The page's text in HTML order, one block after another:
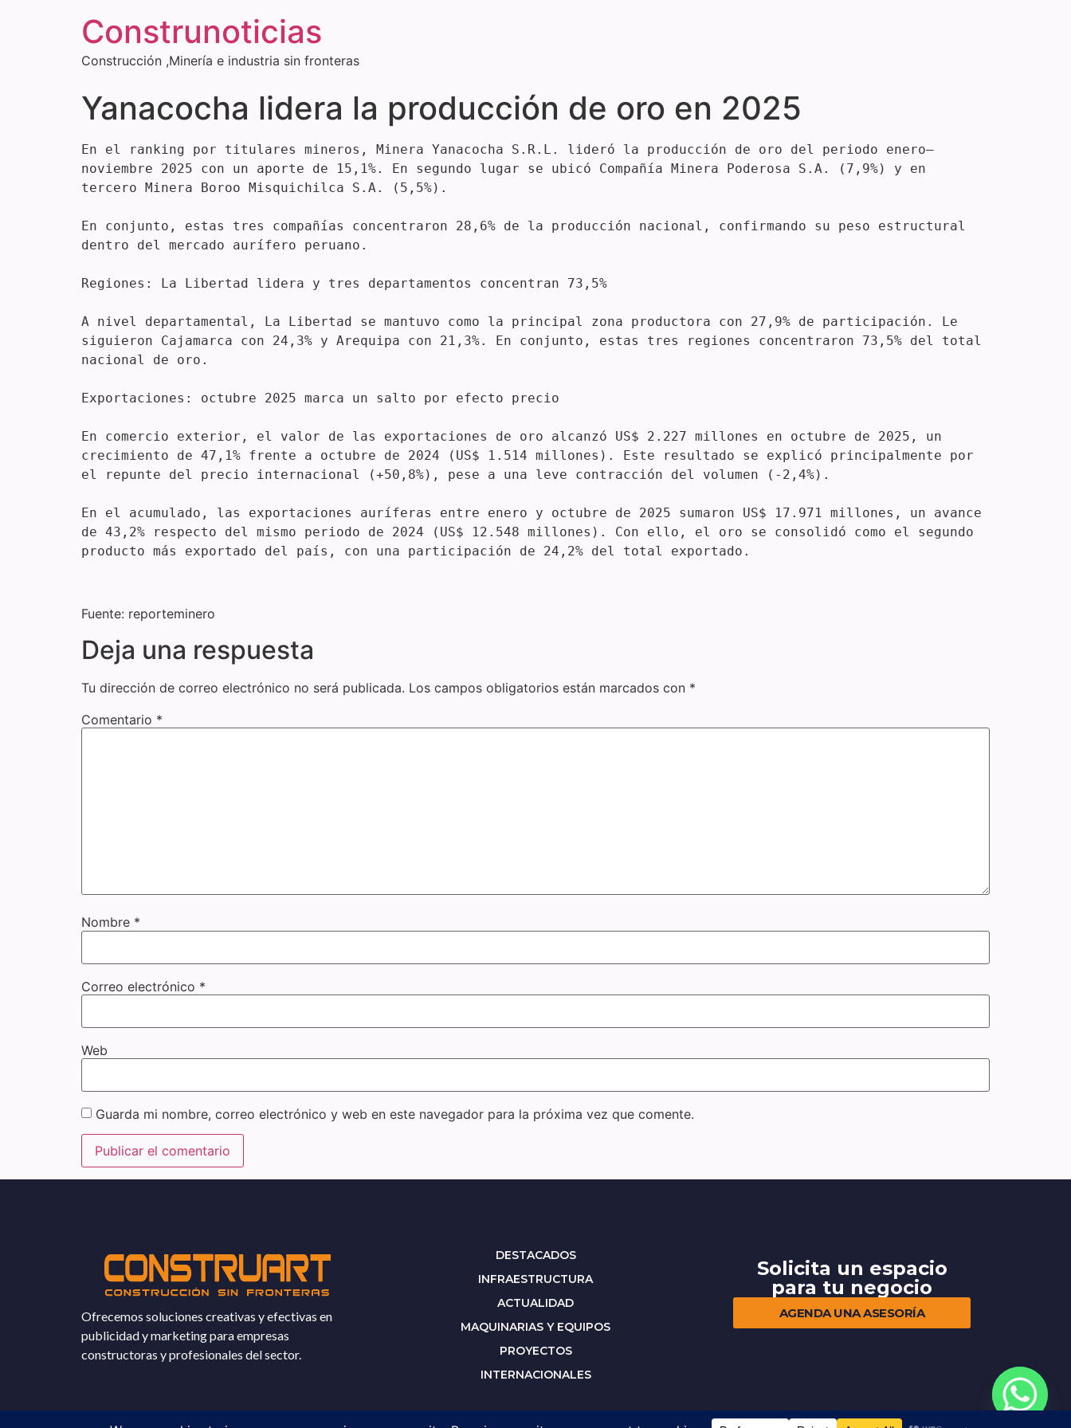
Construnoticias
Construcción ,Minería e industria sin fronteras
Yanacocha lidera la producción de oro en 2025
En el ranking por titulares mineros, Minera Yanacocha S.R.L. lideró la producción de oro del periodo enero–
noviembre 2025 con un aporte de 15,1%. En segundo lugar se ubicó Compañía Minera Poderosa S.A. (7,9%) y en
tercero Minera Boroo Misquichilca S.A. (5,5%).
En conjunto, estas tres compañías concentraron 28,6% de la producción nacional, confirmando su peso estructural
dentro del mercado aurífero peruano.
Regiones: La Libertad lidera y tres departamentos concentran 73,5%
A nivel departamental, La Libertad se mantuvo como la principal zona productora con 27,9% de participación. Le
siguieron Cajamarca con 24,3% y Arequipa con 21,3%. En conjunto, estas tres regiones concentraron 73,5% del total
nacional de oro.
Exportaciones: octubre 2025 marca un salto por efecto precio
En comercio exterior, el valor de las exportaciones de oro alcanzó US$ 2.227 millones en octubre de 2025, un
crecimiento de 47,1% frente a octubre de 2024 (US$ 1.514 millones). Este resultado se explicó principalmente por
el repunte del precio internacional (+50,8%), pese a una leve contracción del volumen (-2,4%).
En el acumulado, las exportaciones auríferas entre enero y octubre de 2025 sumaron US$ 17.971 millones, un avance
de 43,2% respecto del mismo periodo de 2024 (US$ 12.548 millones). Con ello, el oro se consolidó como el segundo
producto más exportado del país, con una participación de 24,2% del total exportado.
Fuente: reporteminero
Deja una respuesta
Tu dirección de correo electrónico no será publicada. Los campos obligatorios están marcados con *
Comentario *
Nombre *
Correo electrónico *
Web
Guarda mi nombre, correo electrónico y web en este navegador para la próxima vez que comente.
Ofrecemos soluciones creativas y efectivas en
publicidad y marketing para empresas
constructoras y profesionales del sector.
DESTACADOS
INFRAESTRUCTURA
ACTUALIDAD
MAQUINARIAS Y EQUIPOS
PROYECTOS
INTERNACIONALES
Solicita un espacio
para tu negocio
AGENDA UNA ASESORÍA